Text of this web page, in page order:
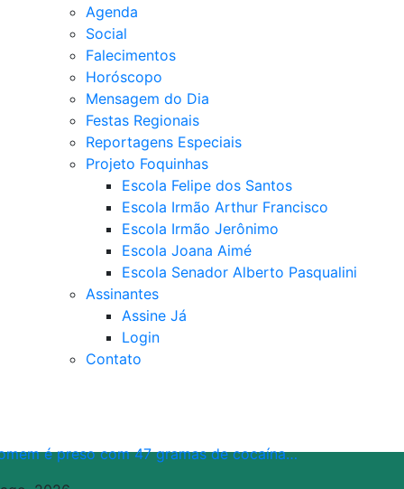
Agenda
Social
Falecimentos
Horóscopo
Mensagem do Dia
Festas Regionais
Reportagens Especiais
Projeto Foquinhas
Escola Felipe dos Santos
Escola Irmão Arthur Francisco
Escola Irmão Jerônimo
Escola Joana Aimé
Escola Senador Alberto Pasqualini
Assinantes
Assine Já
Login
Contato
é preso com 47 gramas de cocaína…